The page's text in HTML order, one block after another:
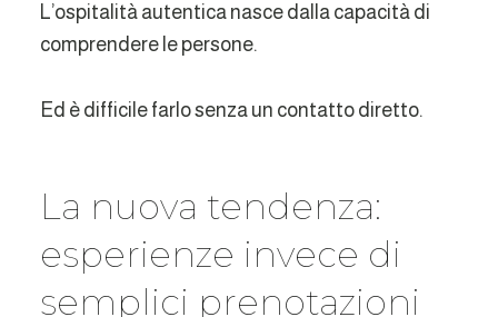
L’ospitalità autentica nasce dalla capacità di
comprendere le persone.
Ed è difficile farlo senza un contatto diretto.
La nuova tendenza:
esperienze invece di
semplici prenotazioni